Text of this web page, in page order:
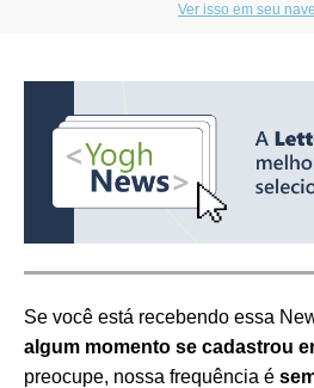
Ver isso em seu
Se você está recebendo essa
algum momento se cadastrou
preocupe, nossa frequência é